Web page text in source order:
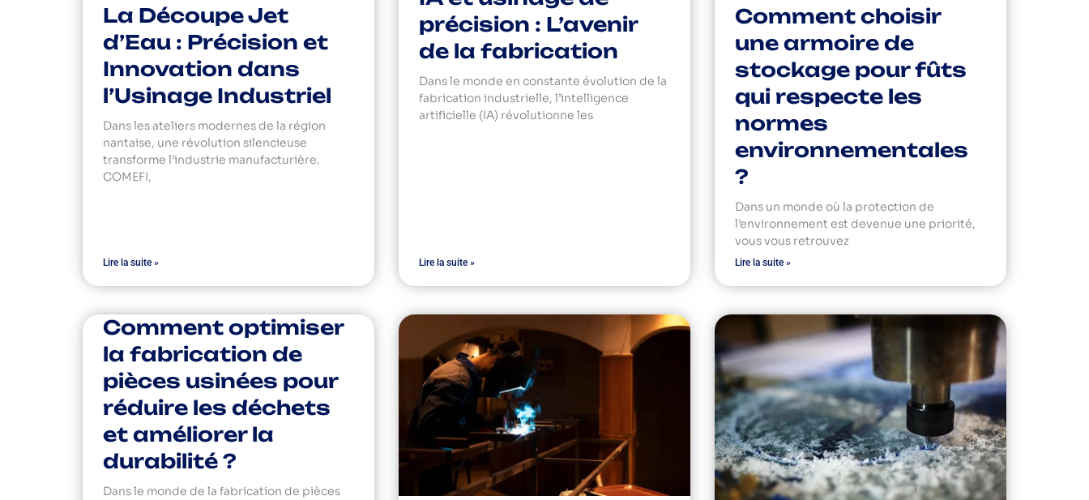
La Découpe Jet
d’Eau : Précision et
Innovation dans
l’Usinage Industriel
Dans les ateliers modernes de la région
nantaise, une révolution silencieuse
transforme l’industrie manufacturière.
COMEFI,
Lire la suite »
précision : L’avenir
de la fabrication
Dans le monde en constante évolution de la
fabrication industrielle, l’intelligence
artificielle (IA) révolutionne les
Lire la suite »
Comment choisir
une armoire de
stockage pour fûts
qui respecte les
normes
environnementales
?
Dans un monde où la protection de
l’environnement est devenue une priorité,
vous vous retrouvez
Lire la suite »
Comment optimiser
la fabrication de
pièces usinées pour
réduire les déchets
et améliorer la
durabilité ?
Dans le monde de la fabrication de pièces